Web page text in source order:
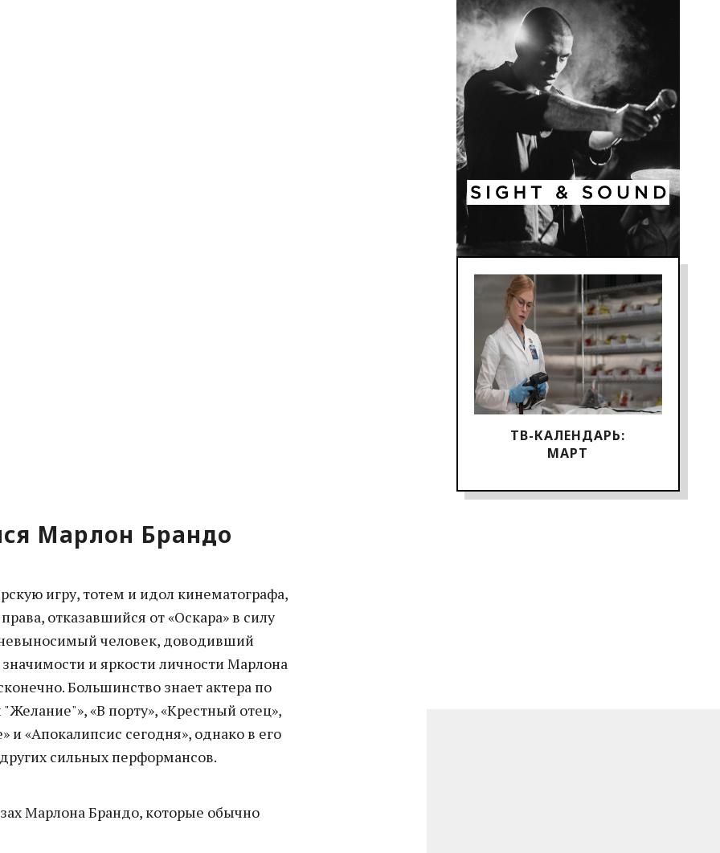
ТВ-КАЛЕНДАРЬ:
МАРТ
Марлон Брандо
игру, тотем и идол кинематографа,
отказавшийся от «Оскара» в силу
человек, доводивший
и яркости личности Марлона
Большинство знает актера по
«В порту», «Крестный отец»,
и «Апокалипсис сегодня», однако в его
сильных перформансов.
Марлона Брандо, которые обычно